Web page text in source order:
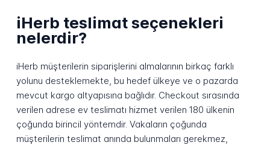
iHerb teslimat seçenekleri
nelerdir?
iHerb müşterilerin siparişlerini almalarının birkaç farklı
yolunu desteklemekte, bu hedef ülkeye ve o pazarda
mevcut kargo altyapısına bağlıdır. Checkout sırasında
verilen adrese ev teslimatı hizmet verilen 180 ülkenin
çoğunda birincil yöntemdir. Vakaların çoğunda
müşterilerin teslimat anında bulunmaları gerekmez,